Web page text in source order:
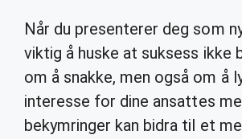
Når du presenterer deg som
viktig å huske at suksess ikke
om å snakke, men også om å
interesse for dine ansattes
bekymringer kan bidra til et